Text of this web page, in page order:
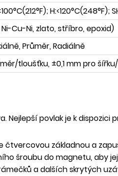
H:<120°C(248°F);
Cu-Ni, zlato, stříbro, epoxid)
Průměr, Radiálně
tloušťku, ±0,1 mm pro
Nejlepší povlak je k
čtvercovou základnou a
šroubu do magnetu, aby
a dalších skrytých